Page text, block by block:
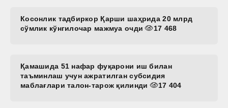
Косонлик тадбиркор Қарши шаҳрида 20 млрд
сўмлик кўнгилочар мажмуа очди
17 468
Қамашида 51 нафар фуқарони иш билан
таъминлаш учун ажратилган субсидия
маблағлари талон-тарож қилинди
17 404